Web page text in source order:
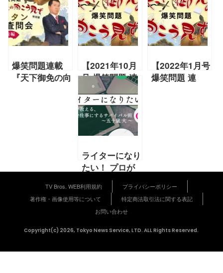
爆笑問題連載
『天下御免の向
けじとダニエル
ズがモデル宣
言！？
【2021年10月
号 爆笑問題 連
載】『シン・デ
レラ』『論破～
ルーム』天下御
免の向こう見ず
【2022年1月号
爆笑問題 連
ライターになり
たい！ プロが
教える、好きを
仕事にするサバ
イバル術【02
〜五十嵐大〜前
編】
TV Bros. WEB利用規約
プライバシーポリシー
著作権・画像使用等について
特定商法取引法に関する表記
お問い合わせ
Copyright(c) 2026, Tokyo News Service, LTD. ALL Rights Reserved.